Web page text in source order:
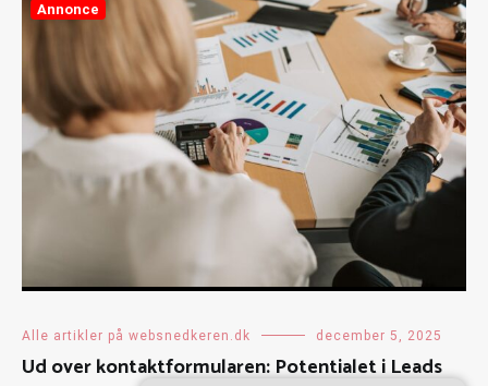
Annonce
Alle artikler på websnedkeren.dk december 5, 2025
Ud over kontaktformularen: Potentialet i Leads